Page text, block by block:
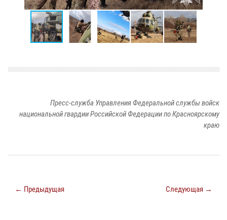
Пресс-служба Управления Федеральной службы войск
национальной гвардии Российской Федерации по Красноярскому
краю
← Предыдущая Следующая →